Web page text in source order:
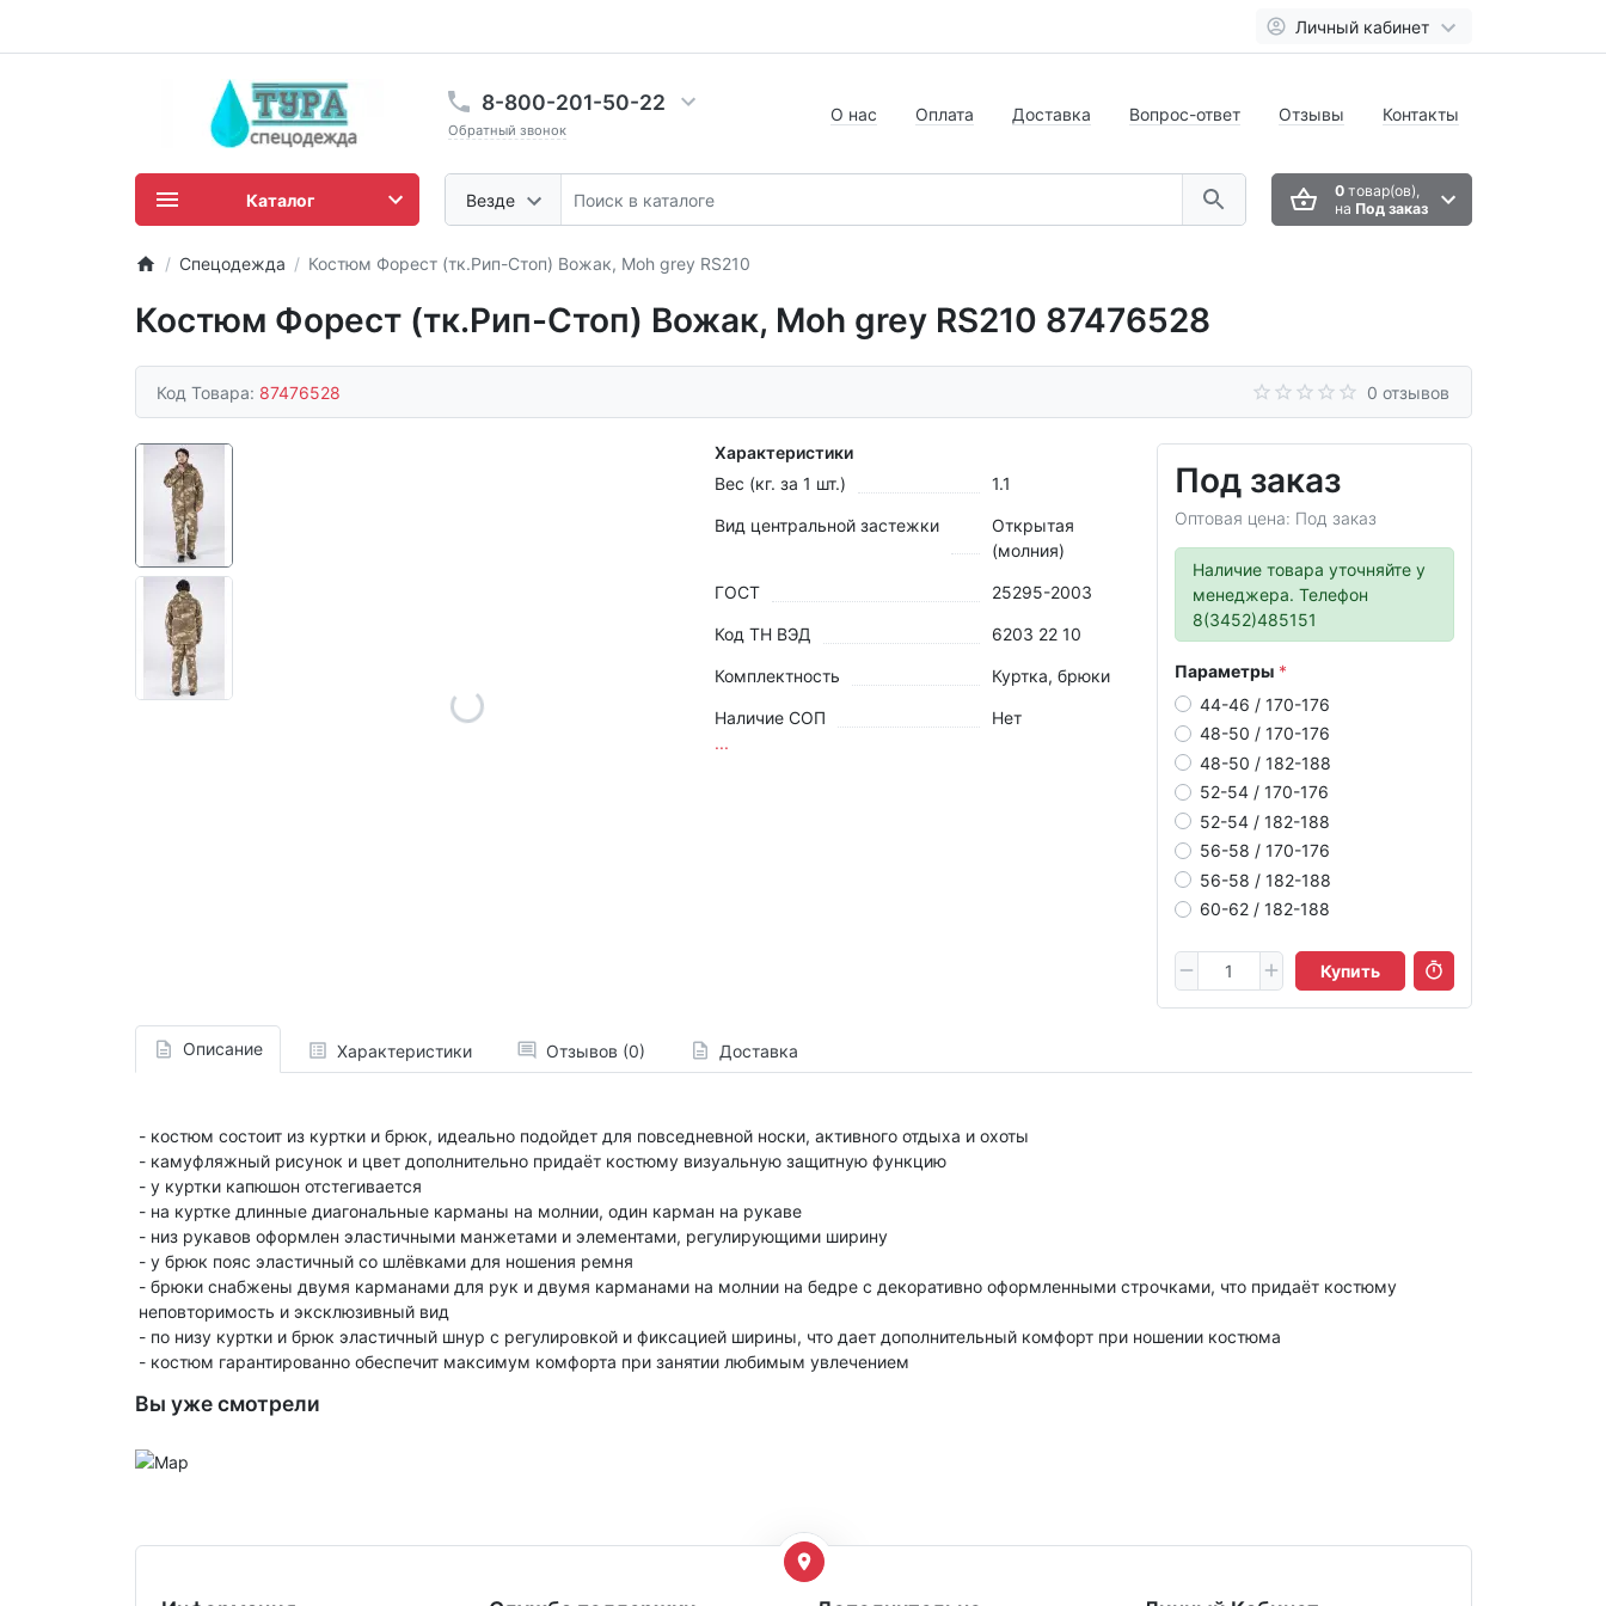
Личный кабинет
8-800-201-50-22
Обратный звонок
Везде
О нас Оплата Доставка Вопрос-ответ Отзывы Контакты
0товар(ов),
на Под заказ
Каталог
Спецодежда Костюм Форест (тк.Рип-Стоп) Вожак, Моh grey RS210
Костюм Форест (тк.Рип-Стоп) Вожак, Моh grey RS210 87476528
Код Товара: 87476528 0 отзывов
Под заказ
Оптовая цена: Под заказ
Наличие товара уточняйте у
менеджера. Телефон
8(3452)485151
Параметры
44-46 / 170-176
48-50 / 170-176
48-50 / 182-188
52-54 / 170-176
52-54 / 182-188
56-58 / 170-176
56-58 / 182-188
60-62 / 182-188
Купить
Характеристики
Вес (кг. за 1 шт.)
1.1
Вид центральной застежки
Открытая
(молния)
ГОСТ 25295-2003
Код ТН ВЭД 6203 22 10
Комплектность Куртка, брюки
Наличие СОП
Нет
...
Описание Характеристики Отзывов (0) Доставка
- костюм состоит из куртки и брюк, идеально подойдет для повседневной носки, активного отдыха и охоты
- камуфляжный рисунок и цвет дополнительно придаёт костюму визуальную защитную функцию
- у куртки капюшон отстегивается
- на куртке длинные диагональные карманы на молнии, один карман на рукаве
- низ рукавов оформлен эластичными манжетами и элементами, регулирующими ширину
- у брюк пояс эластичный со шлёвками для ношения ремня
- брюки снабжены двумя карманами для рук и двумя карманами на молнии на бедре с декоративно оформленными строчками, что придаёт костюму
неповторимость и эксклюзивный вид
- по низу куртки и брюк эластичный шнур с регулировкой и фиксацией ширины, что дает дополнительный комфорт при ношении костюма
- костюм гарантированно обеспечит максимум комфорта при занятии любимым увлечением
Вы уже смотрели